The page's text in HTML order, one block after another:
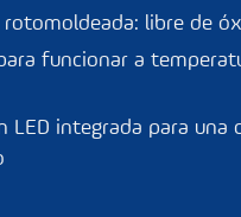
rotomoldeada: libre de
funcionar a
LED integrada para